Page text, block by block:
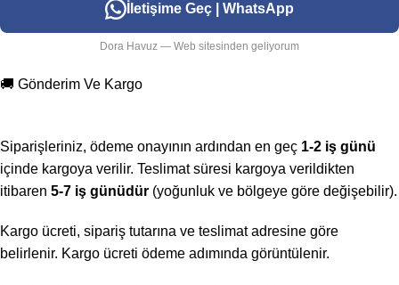
İletişime Geç | WhatsApp
Dora Havuz — Web sitesinden geliyorum
🚚 Gönderim Ve Kargo
Siparişleriniz, ödeme onayının ardından en geç 1-2 iş günü
içinde kargoya verilir. Teslimat süresi kargoya verildikten
itibaren 5-7 iş günüdür (yoğunluk ve bölgeye göre değişebilir).
Kargo ücreti, sipariş tutarına ve teslimat adresine göre
belirlenir. Kargo ücreti ödeme adımında görüntülenir.